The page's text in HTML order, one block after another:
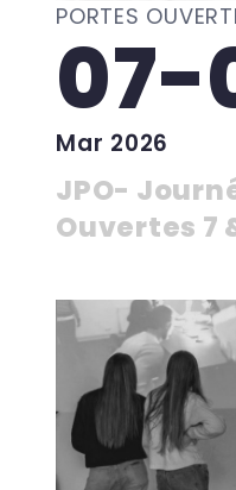
PORTES
07-
Mar 2026
JPO-
Ouvertes 7